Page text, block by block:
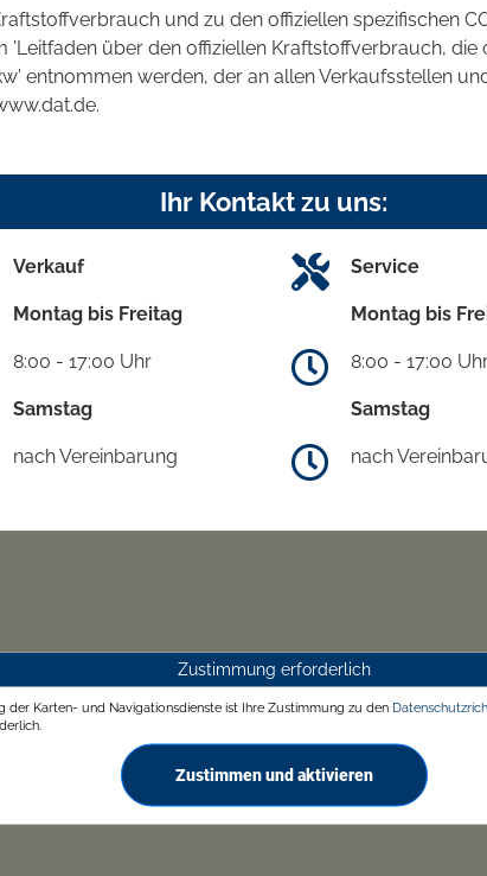
und zu den offiziellen spezifischen
über den offiziellen Kraftstoffverbrauch, die
entnommen werden, der an allen Verkaufsstellen
Ihr Kontakt zu uns:
Verkauf
Montag bis Freitag
8:00 - 17:00 Uhr
Samstag
nach Vereinbarung
Service
Montag bis
8:00 - 17:00
Samstag
nach
Zustimmung erforderlich
der Karten- und Navigationsdienste ist Ihre Zustimmung zu den
Zustimmen und aktivieren